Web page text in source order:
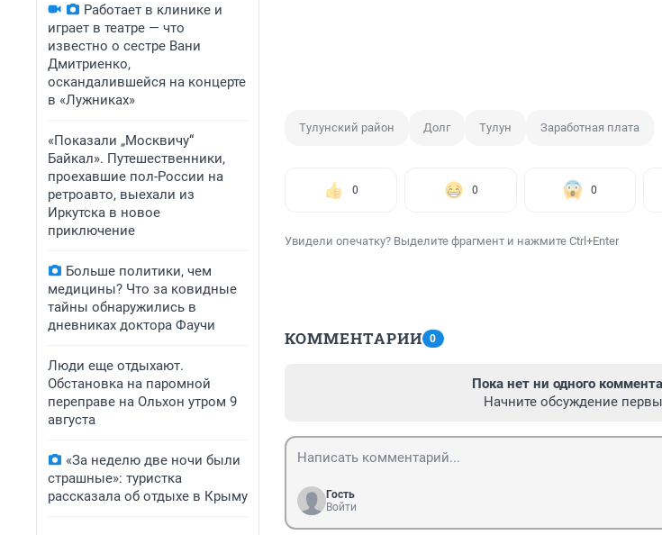
Работает в клинике и
играет в театре — что
известно о сестре Вани
Дмитриенко,
оскандалившейся на концерте
в «Лужниках»
«Показали „Москвичу“
Байкал». Путешественники,
проехавшие пол-России на
ретроавто, выехали из
Иркутска в новое
приключение
Больше политики, чем
медицины? Что за ковидные
тайны обнаружились в
дневниках доктора Фаучи
Люди еще отдыхают.
Обстановка на паромной
переправе на Ольхон утром 9
августа
«За неделю две ночи были
страшные»: туристка
рассказала об отдыхе в Крыму
Тулунский район Долг Тулун Заработная плата
0 0 0
Увидели опечатку? Выделите фрагмент и нажмите Ctrl+Enter
КОММЕНТАРИИ 0
Пока нет ни одного
Начните обсуждение
Гость
Войти